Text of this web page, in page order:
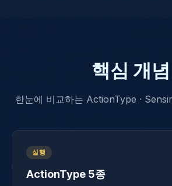
핵심 개념
한눈에 비교하는 ActionType ·
실행
ActionType 5종